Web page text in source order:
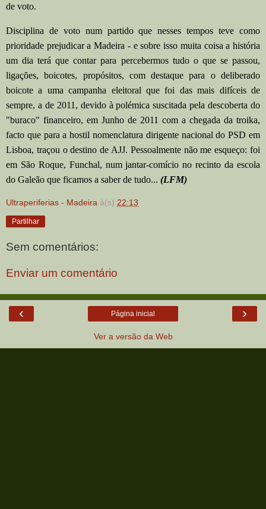
de voto.
Disciplina de voto num partido que nesses tempos teve como
prioridade prejudicar a Madeira - e sobre isso muita coisa a história
um dia terá que contar para percebermos tudo o que se passou,
ligações, boicotes, propósitos, com destaque para o deliberado
boicote a uma campanha eleitoral que foi das mais difíceis de
sempre, a de 2011, devido à polémica suscitada pela descoberta do
"buraco" financeiro, em Junho de 2011 com a chegada da troika,
facto que para a hostil nomenclatura dirigente nacional do PSD em
Lisboa, traçou o destino de AJJ. Pessoalmente não me esqueço: foi
em São Roque, Funchal, num jantar-comício no recinto da escola
do Galeão que ficamos a saber de tudo... (LFM)
Ultraperiferias - Madeira à(s) 22:13
Partilhar
Sem comentários:
Enviar um comentário
‹ ›
Página inicial
Ver a versão da Web